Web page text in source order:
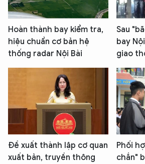
Hoàn thành bay kiểm tra,
hiệu chuẩn cơ bản hệ
thống radar Nội Bài
Sau
bay
giao
Đề xuất thành lập cơ quan
xuất bản, truyền thông
Phối
chắn"